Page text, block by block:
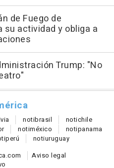
de Fuego de
su actividad y obliga a
Trump: "No
notibrasil notichile
notiméxico notipanama
perú notiuruguay
Aviso legal